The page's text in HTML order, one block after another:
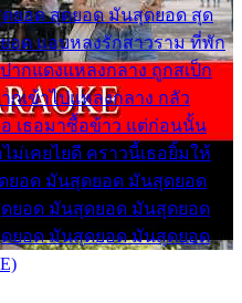
ยอด สุดยอด มันสุดยอด สุด
อด แอบหลงรักสาวราม ที่พัก
ากแดงแหลงกลาง ถูกสเป็ก
กเข้าไปแหลงกลาง กลัว
เธอมาซื้อข้าว แต่ก่อนนั้น
ไม่เคยไยดี คราวนี้เธอยิ้มให้
ยอด มันสุดยอด มันสุดยอด
ยอด มันสุดยอด มันสุดยอด
ยอด มันสุดยอด มันสุดยอด